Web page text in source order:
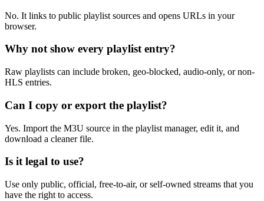
No. It links to public playlist sources and opens URLs in your
browser.
Why not show every playlist entry?
Raw playlists can include broken, geo-blocked, audio-only, or non-
HLS entries.
Can I copy or export the playlist?
Yes. Import the M3U source in the playlist manager, edit it, and
download a cleaner file.
Is it legal to use?
Use only public, official, free-to-air, or self-owned streams that you
have the right to access.